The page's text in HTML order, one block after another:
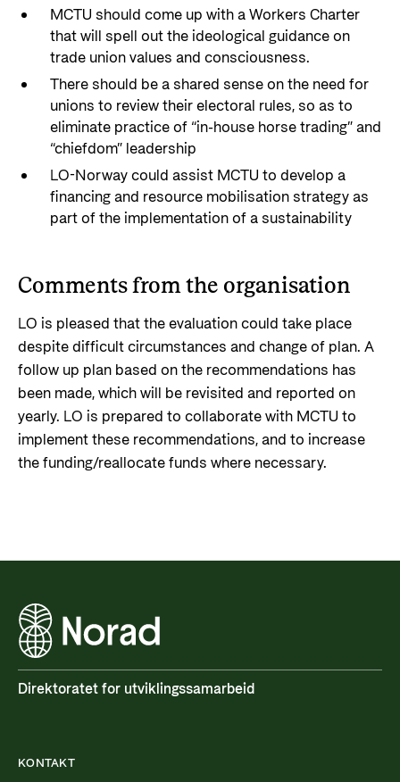
MCTU should come up with a Workers Charter
that will spell out the ideological guidance on
trade union values and consciousness.
There should be a shared sense on the need for
unions to review their electoral rules, so as to
eliminate practice of “in-house horse trading” and
“chiefdom” leadership
LO-Norway could assist MCTU to develop a
financing and resource mobilisation strategy as
part of the implementation of a sustainability
Comments from the organisation
LO is pleased that the evaluation could take place
despite difficult circumstances and change of plan. A
follow up plan based on the recommendations has
been made, which will be revisited and reported on
yearly. LO is prepared to collaborate with MCTU to
implement these recommendations, and to increase
the funding/reallocate funds where necessary.
Direktoratet for utviklingssamarbeid
KONTAKT